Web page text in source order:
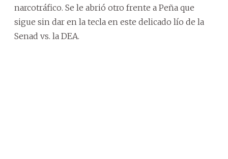
narcotráfico. Se le abrió otro frente a Peña que
sigue sin dar en la tecla en este delicado lío de la
Senad vs. la DEA.